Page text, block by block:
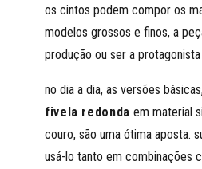
os cintos podem compor os
modelos grossos e finos, a
produção ou ser a protagonista
no dia a dia, as versões
fivela redonda em material
couro, são uma ótima aposta.
usá-lo tanto em combinações